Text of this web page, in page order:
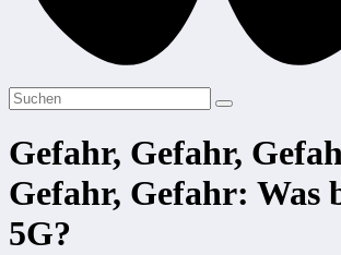
Gefahr, Gefahr,
Gefahr, Gefahr: Was
5G?